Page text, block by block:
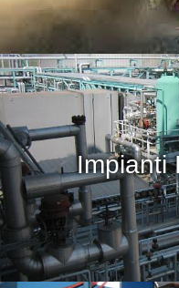
Impianti